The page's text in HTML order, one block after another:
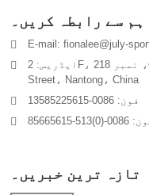
ہم سے رابطہ کریں۔
E-mail: fionalee@july-
ایڈریس: 2F، بلڈنگ 6، نمبر 218، Yongxing روڈ، Yongxing
Street، Nantong، China
فون: 0086-13585225615
(0)513-85665615
تازہ ترین خبریں۔